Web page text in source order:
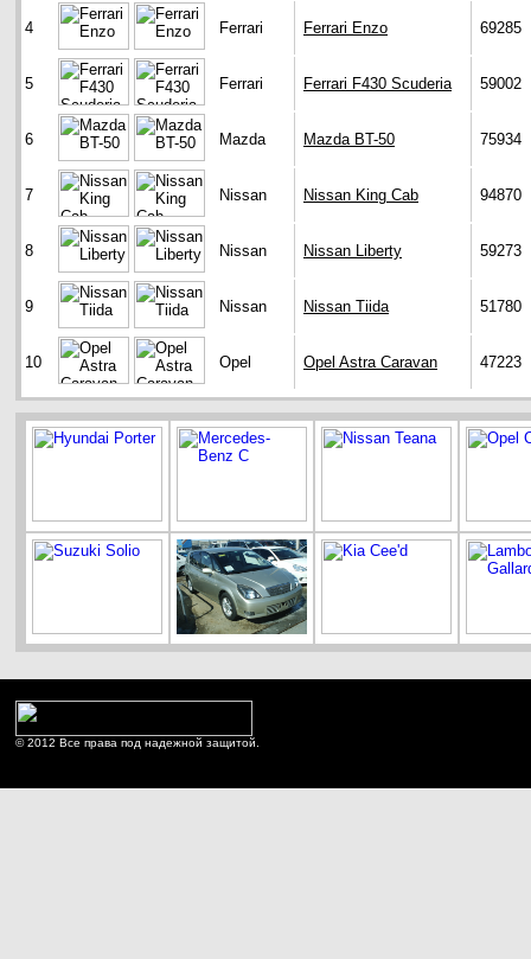
4 Ferrari Ferrari Enzo 69285
5 Ferrari Ferrari F430 Scuderia 59002
6 Mazda Mazda BT-50 75934
7 Nissan Nissan King Cab 94870
8 Nissan Nissan Liberty 59273
9 Nissan Nissan Tiida 51780
10 Opel Opel Astra Caravan 47223
© 2012 Все права под надежной защитой.